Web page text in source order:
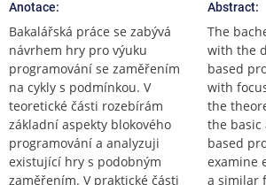
Anotace:
Bakalářská práce se zabývá
návrhem hry pro výuku
programování se zaměřením
na cykly s podmínkou. V
teoretické části rozebírám
základní aspekty blokového
programování a analyzuji
existující hry s podobným
zaměřením. V praktické části
Abstract:
The
with the
based
with
the
the basic
based
examine
a similar